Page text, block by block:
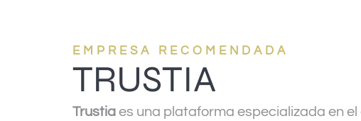
EMPRESA RECOMENDADA
TRUSTIA
Trustia es una plataforma especializada en